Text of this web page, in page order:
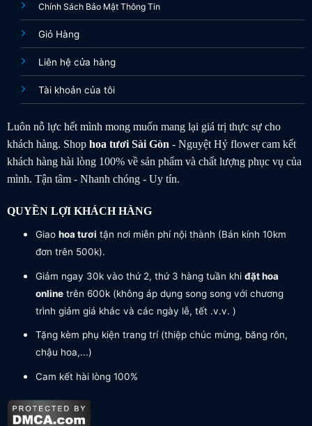
Chính Sách Bảo Mật Thông Tin
Giỏ Hàng
Liên hệ cửa hàng
Tài khoản của tôi
Luôn nỗ lực hết mình mong muốn mang lại giá trị thực sự cho
khách hàng. Shop hoa tươiSài Gòn - Nguyệt Hỷ flower cam kết
khách hàng hài lòng 100% về sản phẩm và chất lượng phục vụ của
mình. Tận tâm - Nhanh chóng - Uy tín.
QUYỀN LỢI KHÁCH HÀNG
Giao hoa tươi tận nơi miễn phí nội thành (Bán kính 10km
đơn trên 500k).
Giảm ngay 30k vào thứ 2, thứ 3 hàng tuần khi đặt hoa
onlinetrên 600k (không áp dụng song song với chương
trình giảm giá khác và các ngày lễ, tết .v.v. )
Tặng kèm phụ kiện trang trí (thiệp chúc mừng, băng rôn,
chậu hoa,...)
Cam kết hài lòng 100%